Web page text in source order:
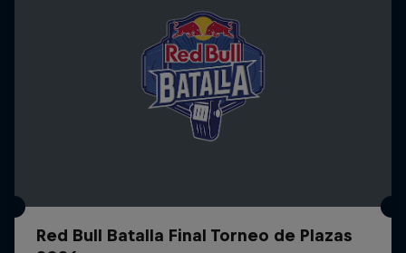
Red Bull Batalla Final Torneo de Plazas